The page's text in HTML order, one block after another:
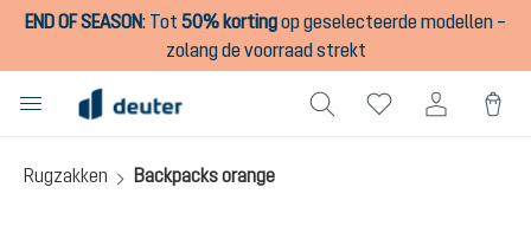
END OF SEASON: Tot 50% kortingop geselecteerde modellen –
zolang de voorraad strekt
Rugzakken Backpacks orange